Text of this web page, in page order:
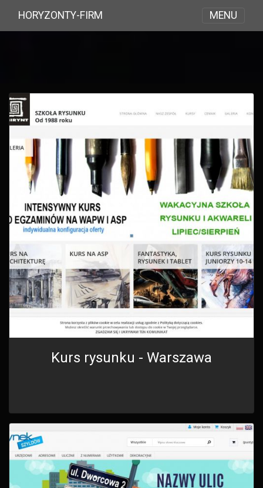
HORYZONTY-FIRM MENU
Kurs rysunku - Warszawa